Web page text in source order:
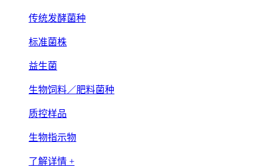
传统发酵菌种
标准菌株
益生菌
生物饲料／肥料菌种
质控样品
生物指示物
了解详情 +